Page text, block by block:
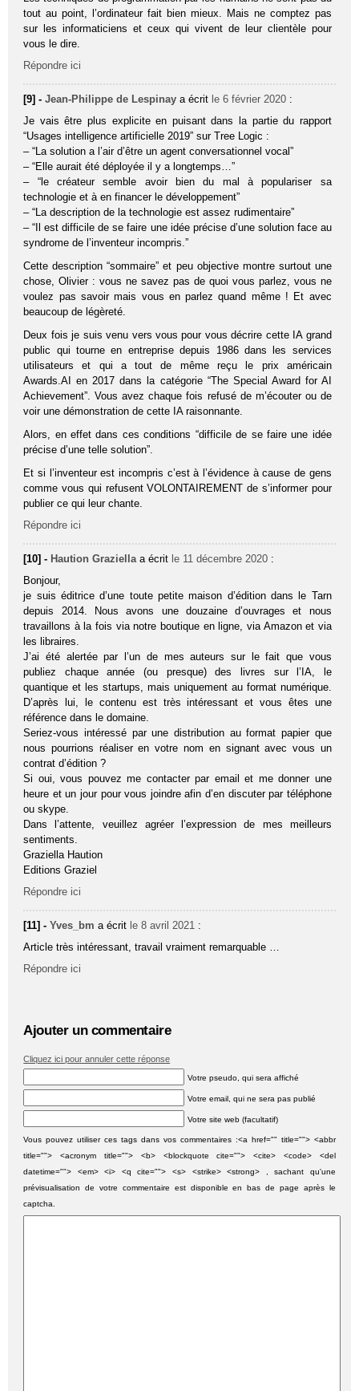
tout au point, l’ordinateur fait bien mieux. Mais ne comptez pas
sur les informaticiens et ceux qui vivent de leur clientèle pour
vous le dire.
Répondre ici
[9] -Jean-Philippe de Lespinay a écrit le 6 février 2020 :
Je vais être plus explicite en puisant dans la partie du rapport
“Usages intelligence artificielle 2019” sur Tree Logic :
– “La solution a l’air d’être un agent conversationnel vocal”
– “Elle aurait été déployée il y a longtemps…”
– “le créateur semble avoir bien du mal à populariser sa
technologie et à en financer le développement”
– “La description de la technologie est assez rudimentaire”
– “Il est difficile de se faire une idée précise d’une solution face au
syndrome de l’inventeur incompris.”
Cette description “sommaire” et peu objective montre surtout une
chose, Olivier : vous ne savez pas de quoi vous parlez, vous ne
voulez pas savoir mais vous en parlez quand même ! Et avec
beaucoup de légèreté.
Deux fois je suis venu vers vous pour vous décrire cette IA grand
public qui tourne en entreprise depuis 1986 dans les services
utilisateurs et qui a tout de même reçu le prix américain
Awards.AI en 2017 dans la catégorie “The Special Award for AI
Achievement”. Vous avez chaque fois refusé de m’écouter ou de
voir une démonstration de cette IA raisonnante.
Alors, en effet dans ces conditions “difficile de se faire une idée
précise d’une telle solution”.
Et si l’inventeur est incompris c’est à l’évidence à cause de gens
comme vous qui refusent VOLONTAIREMENT de s’informer pour
publier ce qui leur chante.
Répondre ici
[10] - Haution Graziella a écrit le 11 décembre 2020 :
Bonjour,
je suis éditrice d’une toute petite maison d’édition dans le Tarn
depuis 2014. Nous avons une douzaine d’ouvrages et nous
travaillons à la fois via notre boutique en ligne, via Amazon et via
les libraires.
J’ai été alertée par l’un de mes auteurs sur le fait que vous
publiez chaque année (ou presque) des livres sur l’IA, le
quantique et les startups, mais uniquement au format numérique.
D’après lui, le contenu est très intéressant et vous êtes une
référence dans le domaine.
Seriez-vous intéressé par une distribution au format papier que
nous pourrions réaliser en votre nom en signant avec vous un
contrat d’édition ?
Si oui, vous pouvez me contacter par email et me donner une
heure et un jour pour vous joindre afin d’en discuter par téléphone
ou skype.
Dans l’attente, veuillez agréer l’expression de mes meilleurs
sentiments.
Graziella Haution
Editions Graziel
Répondre ici
[11] -Yves_bm a écrit le 8 avril 2021 :
Article très intéressant, travail vraiment remarquable …
Répondre ici
Ajouter un commentaire
Cliquez ici pour annuler cette réponse
Votre pseudo, qui sera affiché
Votre email, qui ne sera pas publié
Votre site web (facultatif)
Vous pouvez utiliser ces tags dans vos commentaires :<a href="" title=""> <abbr
title=""> <acronym title=""> <b> <blockquote cite=""> <cite> <code> <del
datetime=""> <em> <i> <q cite=""> <s> <strike> <strong> , sachant qu'une
prévisualisation de votre commentaire est disponible en bas de page après le
captcha.